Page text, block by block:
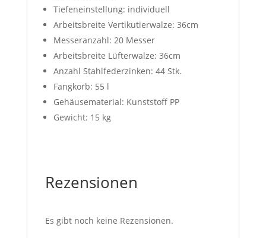
Tiefeneinstellung: individuell
Arbeitsbreite Vertikutierwalze: 36cm
Messeranzahl: 20 Messer
Arbeitsbreite Lüfterwalze: 36cm
Anzahl Stahlfederzinken: 44 Stk.
Fangkorb: 55 l
Gehäusematerial: Kunststoff PP
Gewicht: 15 kg
Rezensionen
Es gibt noch keine Rezensionen.